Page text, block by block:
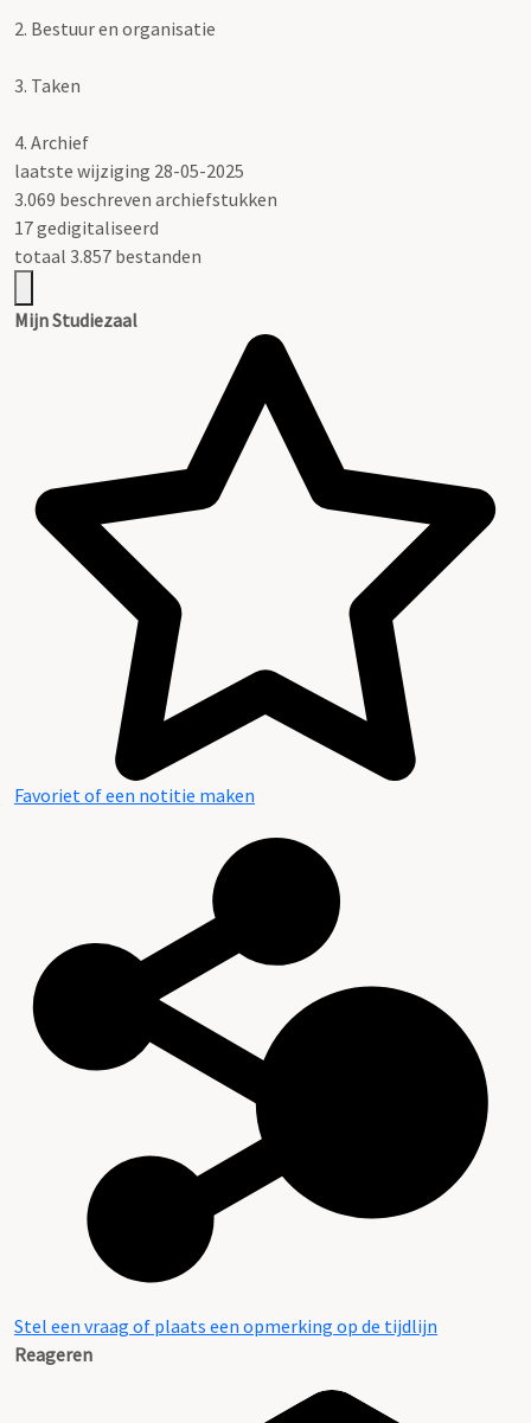
2. Bestuur en organisatie
3. Taken
4. Archief
laatste wijziging 28-05-2025
3.069 beschreven archiefstukken
17 gedigitaliseerd
totaal 3.857 bestanden
Mijn Studiezaal
Favoriet of een notitie maken
Stel een vraag of plaats een opmerking op de tijdlijn
Reageren